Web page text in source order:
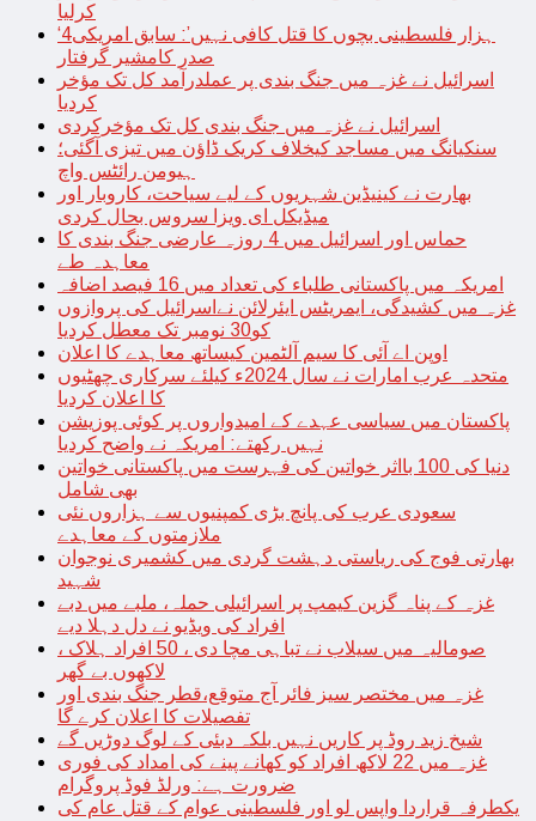
کرلیا
‘4ہزار فلسطینی بچوں کا قتل کافی نہیں’: سابق امریکی
صدر کامشیر گرفتار
اسرائیل نے غزہ میں جنگ بندی پر عملدرآمد کل تک مؤخر
کردیا
اسرائیل نے غزہ میں جنگ بندی کل تک مؤخرکردی
سنکیانگ میں مساجد کیخلاف کریک ڈاؤن میں تیزی آگئی؛
ہیومن رائٹس واچ
بھارت نے کینیڈین شہریوں کے لیے سیاحت، کاروبار اور
میڈیکل ای ویزا سروس بحال کردی
حماس اور اسرائیل میں 4 روزہ عارضی جنگ بندی کا
معاہدہ طے
امریکہ میں پاکستانی طلباء کی تعداد میں 16 فیصد اضافہ
غزہ میں کشیدگی، ایمریٹس ایئرلائن نےاسرائیل کی پروازوں
کو30 نومبر تک معطل کردیا
اوپن اے آئی کا سیم آلٹمین کیساتھ معاہدے کا اعلان
متحدہ عرب امارات نے سال 2024ء کیلئے سرکاری چھٹیوں
کا اعلان کردیا
پاکستان میں سیاسی عہدے کے امیدواروں پر کوئی پوزیشن
نہیں رکھتے: امریکہ نے واضح کردیا
دنیا کی 100 بااثر خواتین کی فہرست میں پاکستانی خواتین
بھی شامل
سعودی عرب کی پانچ بڑی کمپنیوں سے ہزاروں نئی
ملازمتوں کے معاہدے
بھارتی فوج کی ریاستی دہشت گردی میں کشمیری نوجوان
شہید
غزہ کے پناہ گزین کیمپ پر اسرائیلی حملہ، ملبے میں دبے
افراد کی ویڈیو نے دل دہلا دیے
صومالیہ میں سیلاب نے تباہی مچا دی ، 50 افراد ہلاک ،
لاکھوں بے گھر
غزہ میں مختصر سیز فائر آج متوقع،قطر جنگ بندی اور
تفصیلات کا اعلان کرے گا
شیخ زید روڈ پر کاریں نہیں بلکہ دبئی کے لوگ دوڑیں گے
غزہ میں 22 لاکھ افراد کو کھانے پینے کی امداد کی فوری
ضرورت ہے: ورلڈ فوڈ پروگرام
یکطرفہ قراردا واپس لو اور فلسطینی عوام کے قتل عام کی